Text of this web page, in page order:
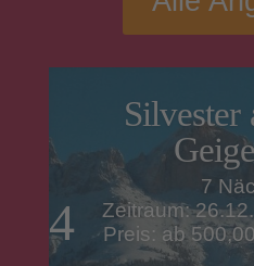
Silvester
7
Zeitraum:
Preis: ab